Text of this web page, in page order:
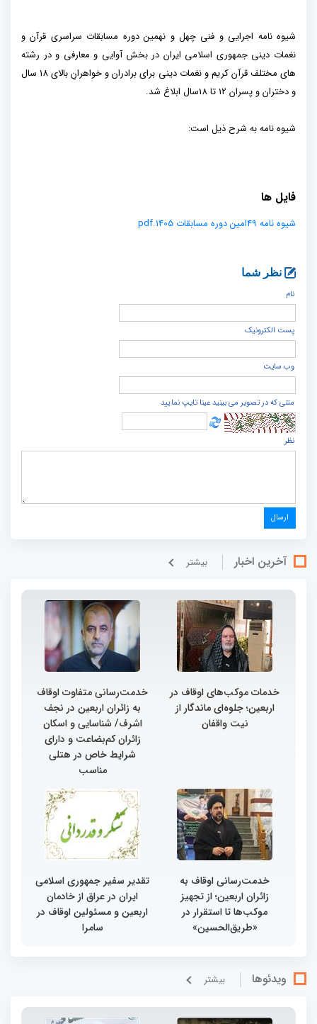
شیوه نامه اجرایی و فنی چهل و نهمین دوره مسابقات سراسری قرآن و
نغمات دینی جمهوری اسلامی ایران در بخش آوایی و معارفی و در رشته
های مختلف قرآن کریم و نغمات دینی برای برادران و خواهرانِ بالای 18 سال
و دختران و پسران 12 تا 18سال ابلاغ شد.
شیوه نامه به شرح ذیل است:
فايل ها
شيوه نامه 49امين دوره مسابقات 1405.pdf
نظر شما
نام
پست الكترونيک
وب سایت
متنی که در تصویر می بینید عینا تایپ نمایید
نظر
آخرین اخبار بيشتر
خدمات موکب‌های اوقاف در
اربعین؛ جلوه‌ای ماندگار از
نیت واقفان
خدمت‌رسانی متفاوت اوقاف
به زائران اربعین در نجف
اشرف/ شناسایی و اسکان
زائران کم‌بضاعت و دارای
شرایط خاص در هتلی
مناسب
خدمت‌رسانی اوقاف به
زائران اربعین؛ از تجهیز
موکب‌ها تا استقرار در
«طریق‌الحسین»
تقدیر سفیر جمهوری اسلامی
ایران در عراق از خادمان
اربعین و مسئولین اوقاف در
سامرا
ویدئوها بيشتر